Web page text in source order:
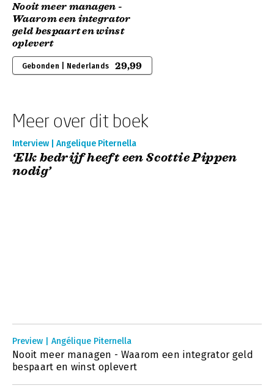
Nooit meer managen -
Waarom een integrator
geld bespaart en winst
oplevert
Gebonden | Nederlands 29,99
Meer over dit boek
Interview | Angelique Piternella
‘Elk bedrijf heeft een Scottie Pippen
nodig’
Preview | Angélique Piternella
Nooit meer managen - Waarom een integrator geld
bespaart en winst oplevert